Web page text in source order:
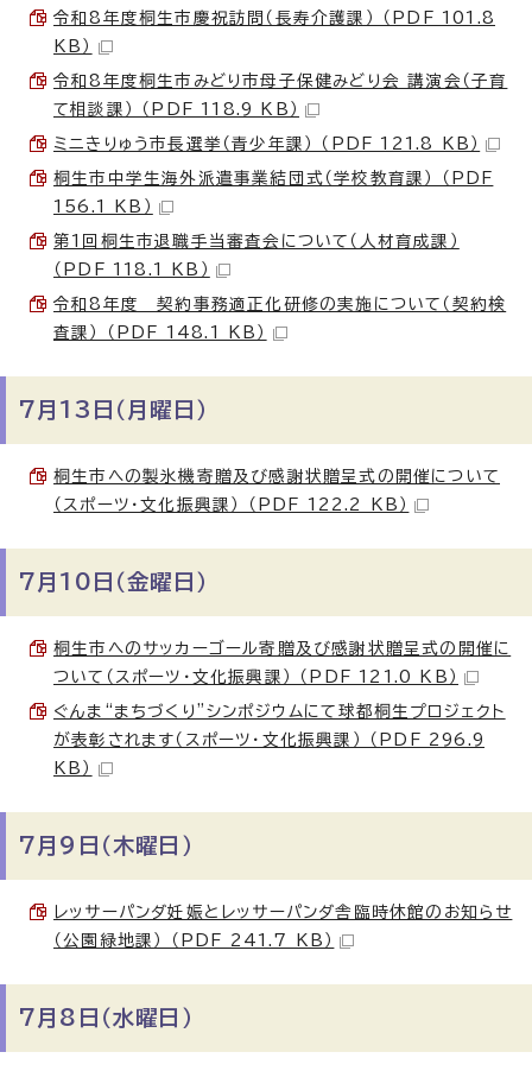
令和8年度桐生市慶祝訪問（長寿介護課） （PDF 101.8
KB）
令和8年度桐生市みどり市母子保健みどり会 講演会（子育
て相談課） （PDF 118.9 KB）
ミニきりゅう市長選挙（青少年課） （PDF 121.8 KB）
桐生市中学生海外派遣事業結団式（学校教育課） （PDF
156.1 KB）
第1回桐生市退職手当審査会について（人材育成課）
（PDF 118.1 KB）
令和8年度 契約事務適正化研修の実施について（契約検
査課） （PDF 148.1 KB）
7月13日（月曜日）
桐生市への製氷機寄贈及び感謝状贈呈式の開催について
（スポーツ・文化振興課） （PDF 122.2 KB）
7月10日（金曜日）
桐生市へのサッカーゴール寄贈及び感謝状贈呈式の開催に
ついて（スポーツ・文化振興課） （PDF 121.0 KB）
ぐんま“まちづくり”シンポジウムにて球都桐生プロジェクト
が表彰されます（スポーツ・文化振興課） （PDF 296.9
KB）
7月9日（木曜日）
レッサーパンダ妊娠とレッサーパンダ舎臨時休館のお知らせ
（公園緑地課） （PDF 241.7 KB）
7月8日（水曜日）